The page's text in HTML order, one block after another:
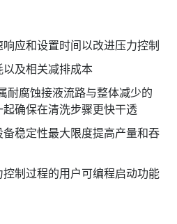
应和设置时间以改进压力控制
及相关减排成本
耐腐蚀接液流路与整体减少的
确保在清洗步骤更快干透
稳定性最大限度提高产量和吞
制过程的用户可编程启动功能